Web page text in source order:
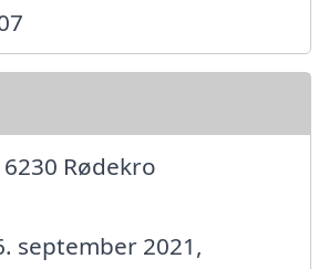
Rødekro
september 2021,